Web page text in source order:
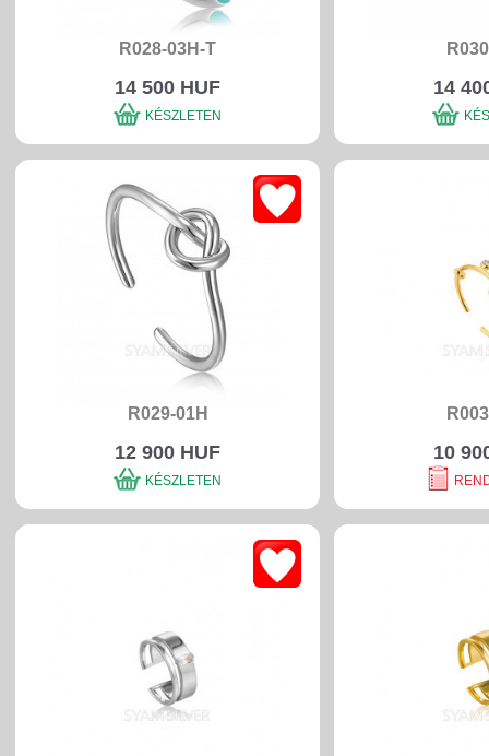
R028-03H-T
14 500 HUF
KÉSZLETEN
14
R029-01H
12 900 HUF
KÉSZLETEN
10